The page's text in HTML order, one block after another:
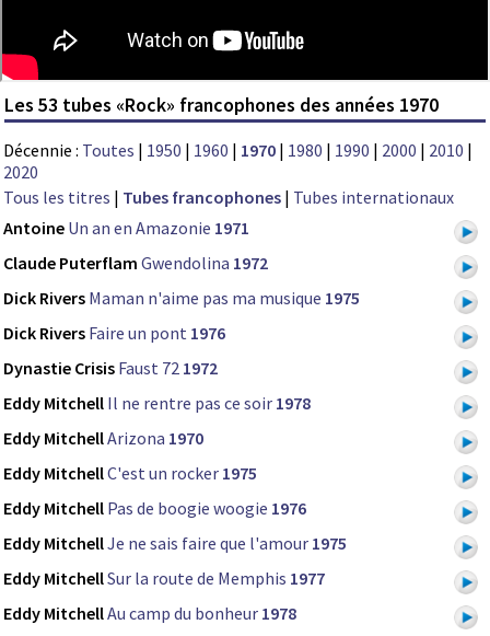
Les 53 tubes «Rock» francophones des années 1970
Décennie : Toutes | 1950 | 1960 | 1970 | 1980 | 1990 | 2000 | 2010 |
2020
Tous les titres | Tubes francophones | Tubes internationaux
Antoine Un an en Amazonie 1971
Claude Puterflam Gwendolina 1972
Dick Rivers Maman n'aime pas ma musique 1975
Dick Rivers Faire un pont 1976
Dynastie Crisis Faust 72 1972
Eddy Mitchell Il ne rentre pas ce soir 1978
Eddy MitchellArizona 1970
Eddy MitchellC'est un rocker 1975
Eddy Mitchell Pas de boogie woogie 1976
Eddy MitchellJe ne sais faire que l'amour 1975
Eddy MitchellSur la route de Memphis 1977
Eddy MitchellAu camp du bonheur 1978